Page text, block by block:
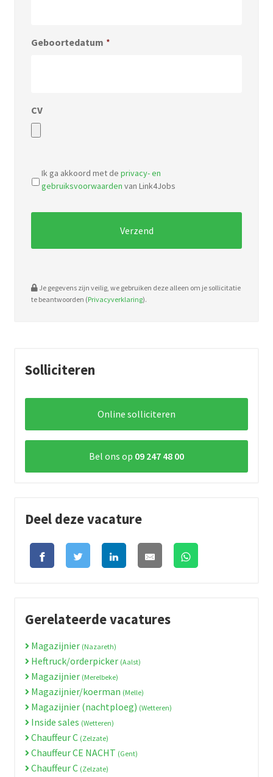
Geboortedatum *
CV
types:
pdf,
doc.
Ik ga akkoord met de privacy- en
gebruiksvoorwaarden van Link4Jobs
Je gegevens zijn veilig, we gebruiken deze alleen om je sollicitatie
te beantwoorden (Privacyverklaring).
Solliciteren
Online solliciteren
Bel ons op 09 247 48 00
Deel deze vacature
Gerelateerde vacatures
Magazijnier (Nazareth)
Heftruck/orderpicker (Aalst)
Magazijnier (Merelbeke)
Magazijnier/koerman (Melle)
Magazijnier (nachtploeg) (Wetteren)
Inside sales (Wetteren)
Chauffeur C (Zelzate)
Chauffeur CE NACHT (Gent)
Chauffeur C (Zelzate)